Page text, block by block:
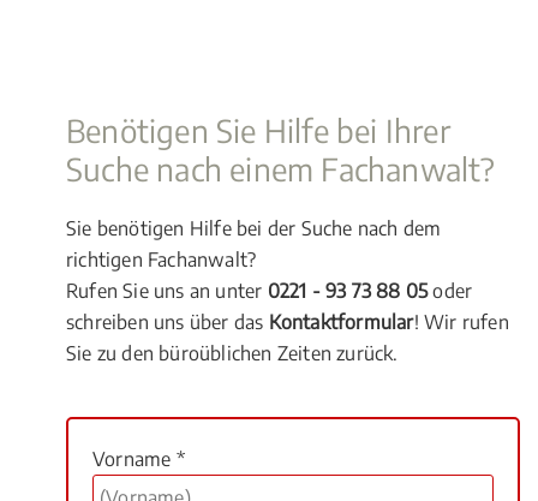
Benötigen Sie Hilfe bei Ihrer
Suche nach einem Fachanwalt?
Sie benötigen Hilfe bei der Suche nach dem
richtigen Fachanwalt?
Rufen Sie uns an unter 0221 - 93 73 88 05oder
schreiben uns über das Kontaktformular! Wir rufen
Sie zu den büroüblichen Zeiten zurück.
Vorname *